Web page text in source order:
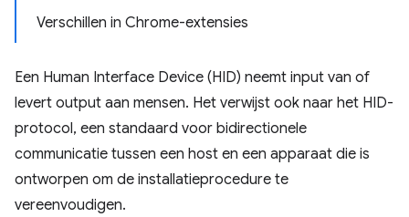
Verschillen in Chrome-extensies
Een Human Interface Device (HID) neemt input van of
levert output aan mensen. Het verwijst ook naar het HID-
protocol, een standaard voor bidirectionele
communicatie tussen een host en een apparaat die is
ontworpen om de installatieprocedure te
vereenvoudigen.